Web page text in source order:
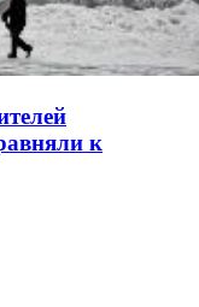
к